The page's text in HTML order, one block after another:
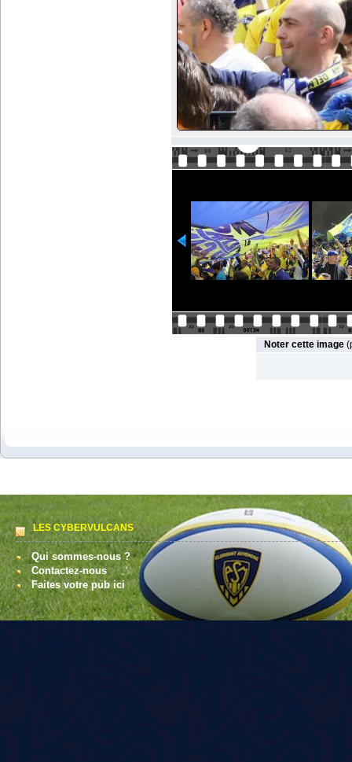
Noter cette image
LES CYBERVULCANS
Qui sommes-nous ?
Contactez-nous
Faites votre pub ici